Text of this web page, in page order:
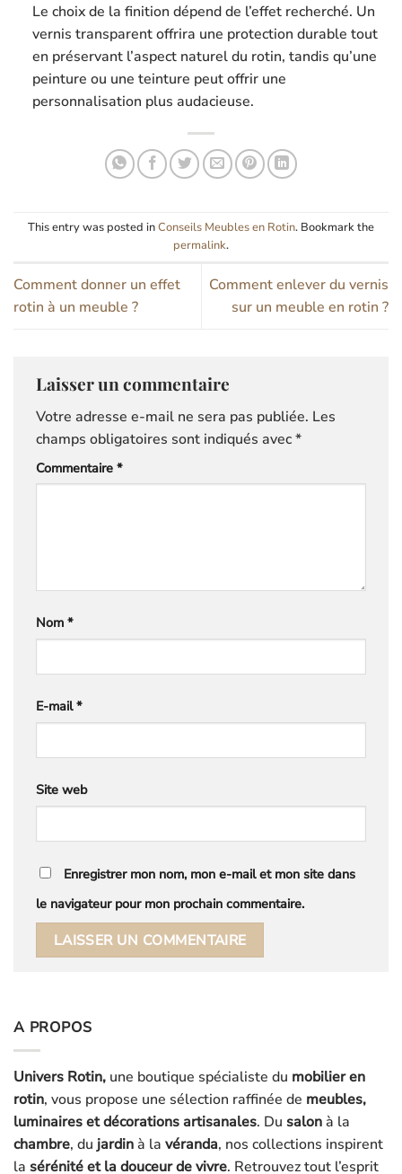
Le choix de la finition dépend de l’effet recherché. Un
vernis transparent offrira une protection durable tout
en préservant l’aspect naturel du rotin, tandis qu’une
peinture ou une teinture peut offrir une
personnalisation plus audacieuse.
This entry was posted inConseils Meubles en Rotin. Bookmark the
permalink.
Comment donner un effet
rotin à un meuble ?
Comment enlever du vernis
sur un meuble en rotin ?
Laisser un commentaire
Votre adresse e-mail ne sera pas publiée. Les
champs obligatoires sont indiqués avec*
Commentaire *
Nom *
E-mail*
Site web
Enregistrer mon nom, mon e-mail et mon site dans
le navigateur pour mon prochain commentaire.
A PROPOS
Univers Rotin, une boutique spécialiste du mobilier en
rotin, vous propose une sélection raffinée de meubles,
luminaires et décorations artisanales. Du salonà la
chambre, du jardinà la véranda, nos collections inspirent
la sérénité et la douceur de vivre. Retrouvez tout l’esprit